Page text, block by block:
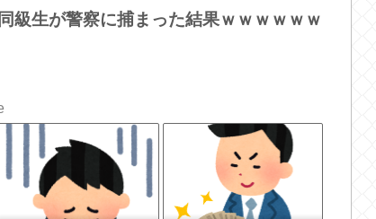
ｗｗｗｗｗｗｗｗｗｗ
ｗｗｗｗｗｗｗｗｗ
級生が警察に捕まった結果ｗｗｗｗｗｗ